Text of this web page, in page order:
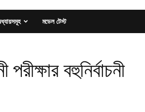
মডেল টেস্ট
বহুনির্বাচনী